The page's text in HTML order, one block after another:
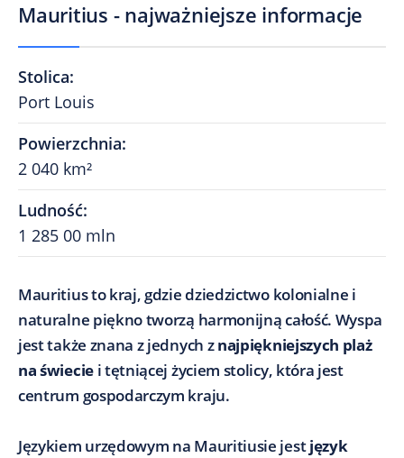
Mauritius - najważniejsze informacje
Stolica:
Port Louis
Powierzchnia:
2 040 km²
Ludność:
1 285 00 mln
Mauritius to kraj, gdzie dziedzictwo kolonialne i
naturalne piękno tworzą harmonijną całość. Wyspa
jest także znana z jednych znajpiękniejszych plaż
na świecie i tętniącej życiem stolicy, która jest
centrum gospodarczym kraju.
Językiem urzędowym na Mauritiusie jestjęzyk